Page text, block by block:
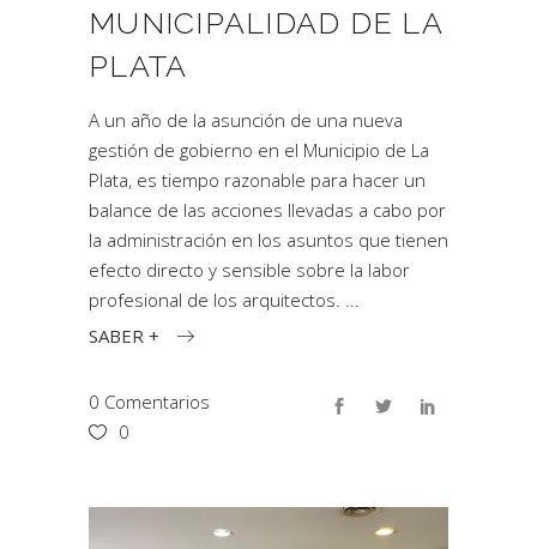
MUNICIPALIDAD DE LA
PLATA
A un año de la asunción de una nueva
gestión de gobierno en el Municipio de La
Plata, es tiempo razonable para hacer un
balance de las acciones llevadas a cabo por
la administración en los asuntos que tienen
efecto directo y sensible sobre la labor
profesional de los arquitectos.
SABER +
0 Comentarios
0